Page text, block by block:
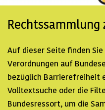
Auf dieser Seite finden Sie
Verordnungen auf
bezüglich Barrierefreiheit
Volltextsuche oder die
Bundesressort, um die